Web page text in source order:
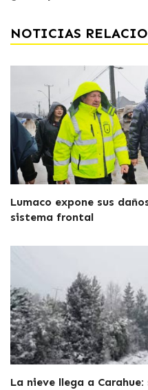
NOTICIAS
Lumaco expone sus
sistema frontal
La nieve llega a